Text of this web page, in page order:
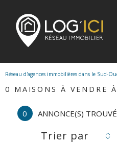
Réseau d'agences immobilières dans le Sud-
0 MAISONS À VENDRE
0 ANNONCE(S)
Trier par